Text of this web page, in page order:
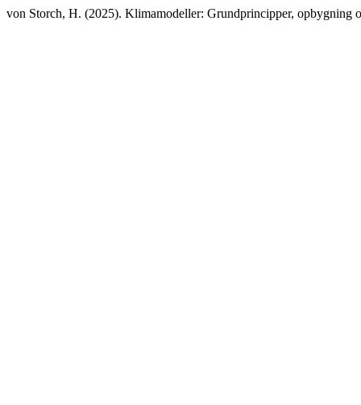
von Storch, H. (2025). Klimamodeller: Grundprincipper, opbygning